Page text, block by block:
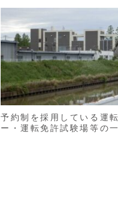
予約制を採用している運
ー・運転免許試験場等の